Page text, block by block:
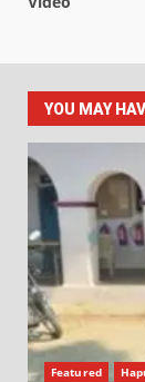
YOU MAY
Featured